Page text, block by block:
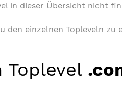
in dieser Übersicht nicht
den einzelnen Topleveln zu
Toplevel